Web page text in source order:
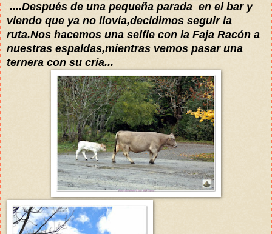
....Después de una pequeña parada en el bar y
viendo que ya no llovía,decidimos seguir la
ruta.Nos hacemos una selfie con la Faja Racón a
nuestras espaldas,mientras vemos pasar una
ternera con su cría...